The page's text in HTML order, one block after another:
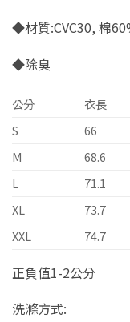
◆材質:CVC30, 棉
◆除臭
公分 衣長
S
66
M
68.6
L
71.1
XL
73.7
XXL
74.7
正負值1-2公分
洗滌方式: